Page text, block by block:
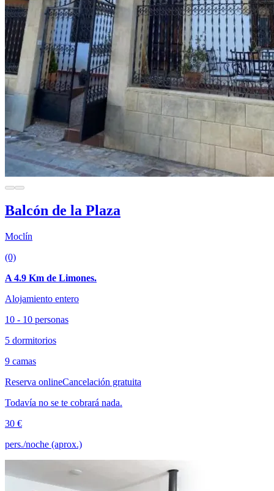
Balcón de la Plaza
Moclín
(0)
A 4.9 Km de Limones.
Alojamiento entero
10 - 10 personas
5 dormitorios
9 camas
Reserva onlineCancelación gratuita
Todavía no se te cobrará nada.
30 €
pers./noche (aprox.)